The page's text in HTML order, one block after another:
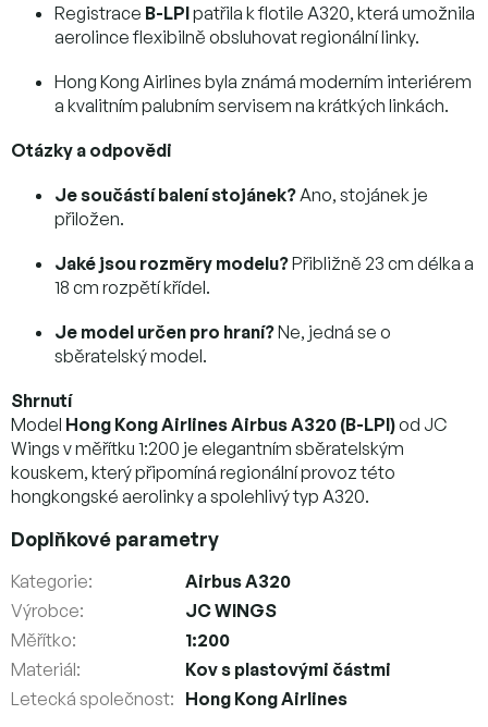
Registrace B-LPIpatřila k flotile A320, která umožnila
aerolince flexibilně obsluhovat regionální linky.
Hong Kong Airlines byla známá moderním interiérem
a kvalitním palubním servisem na krátkých linkách.
Otázky a odpovědi
Je součástí balení stojánek? Ano, stojánek je
přiložen.
Jaké jsou rozměry modelu?Přibližně 23 cm délka a
18 cm rozpětí křídel.
Je model určen pro hraní?Ne, jedná se o
sběratelský model.
Shrnutí
Model Hong Kong Airlines Airbus A320 (B-LPI)od JC
Wings v měřítku 1:200 je elegantním sběratelským
kouskem, který připomíná regionální provoz této
hongkongské aerolinky a spolehlivý typ A320.
Doplňkové parametry
Kategorie:
Airbus A320
Výrobce:
JC WINGS
Měřítko:
1:200
Materiál:
Kov s plastovými částmi
Letecká společnost: Hong Kong Airlines